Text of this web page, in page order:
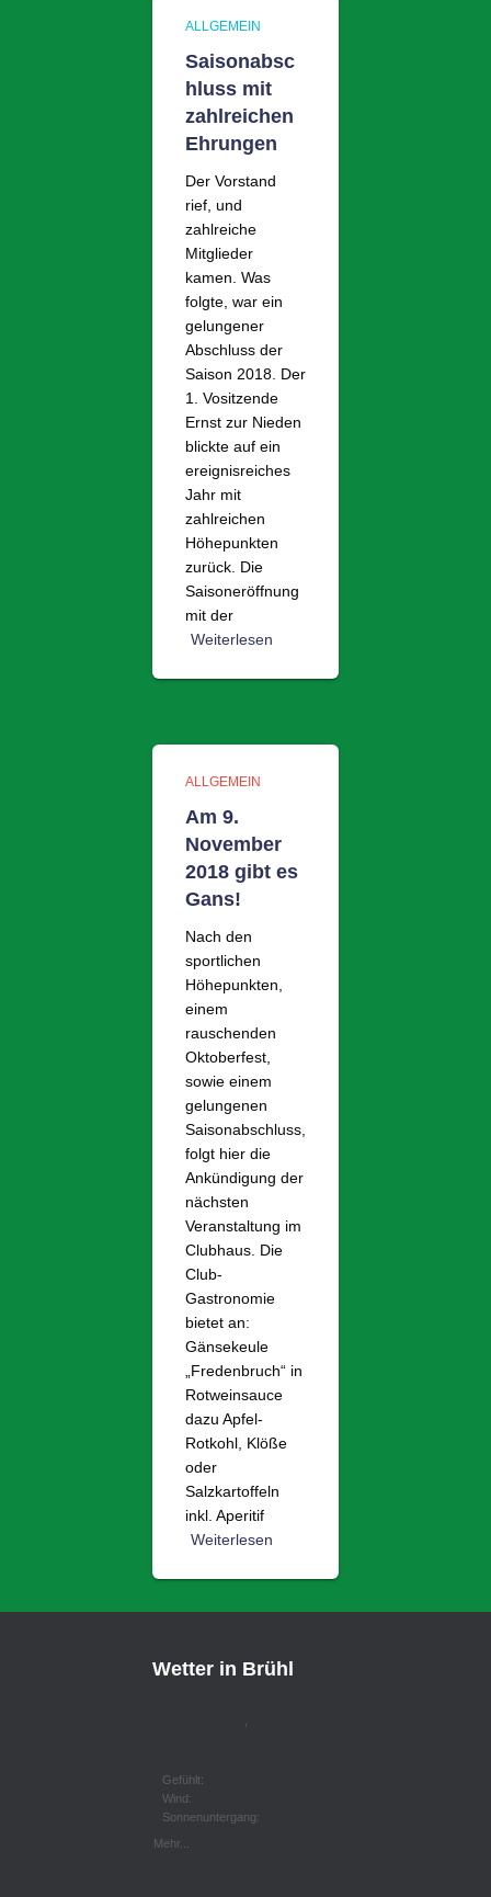
ALLGEMEIN
Saisonabsc
hluss mit
zahlreichen
Ehrungen
Der Vorstand
rief, und
zahlreiche
Mitglieder
kamen. Was
folgte, war ein
gelungener
Abschluss der
Saison 2018. Der
1. Vositzende
Ernst zur Nieden
blickte auf ein
ereignisreiches
Jahr mit
zahlreichen
Höhepunkten
zurück. Die
Saisoneröffnung
mit der
Weiterlesen
ALLGEMEIN
Am 9.
November
2018 gibt es
Gans!
Nach den
sportlichen
Höhepunkten,
einem
rauschenden
Oktoberfest,
sowie einem
gelungenen
Saisonabschluss,
folgt hier die
Ankündigung der
nächsten
Veranstaltung im
Clubhaus. Die
Club-
Gastronomie
bietet an:
Gänsekeule
„Fredenbruch“ in
Rotweinsauce
dazu Apfel-
Rotkohl, Klöße
oder
Salzkartoffeln
inkl. Aperitif
Weiterlesen
Wetter in Brühl
Gefühlt:
Wind:
Sonnenuntergang:
Mehr...